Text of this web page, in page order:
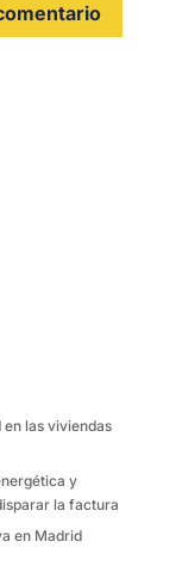
las viviendas
y
la factura
en Madrid